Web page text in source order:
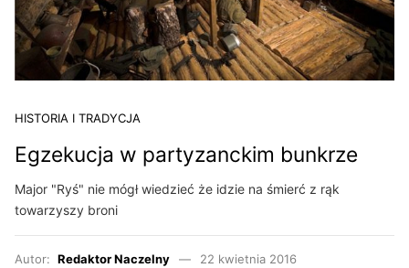
HISTORIA I TRADYCJA
Egzekucja w partyzanckim bunkrze
Major "Ryś" nie mógł wiedzieć że idzie na śmierć z rąk
towarzyszy broni
Autor: Redaktor Naczelny
22 kwietnia 2016